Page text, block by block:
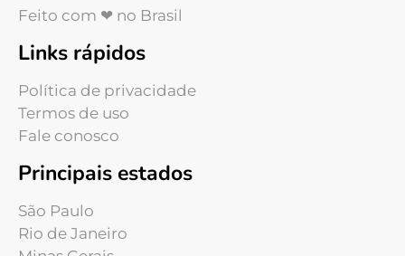
Feito com ❤ no Brasil
Links rápidos
Política de privacidade
Termos de uso
Fale conosco
Principais estados
São Paulo
Rio de Janeiro